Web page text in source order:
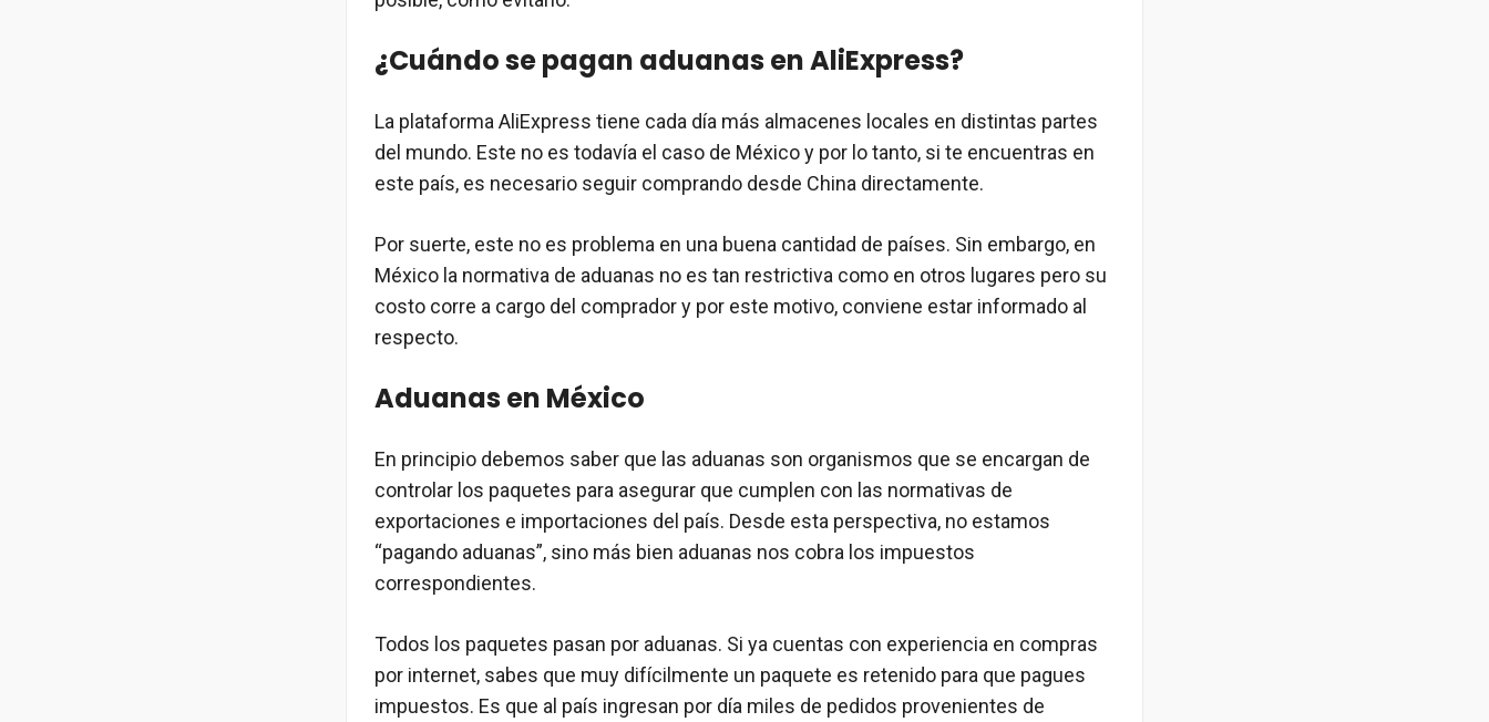
¿Cuándo se pagan aduanas en AliExpress?
La plataforma AliExpress tiene cada día más almacenes locales en distintas partes
del mundo. Este no es todavía el caso de México y por lo tanto, si te encuentras en
este país, es necesario seguir comprando desde China directamente.
Por suerte, este no es problema en una buena cantidad de países. Sin embargo, en
México la normativa de aduanas no es tan restrictiva como en otros lugares pero su
costo corre a cargo del comprador y por este motivo, conviene estar informado al
respecto.
Aduanas en México
En principio debemos saber que las aduanas son organismos que se encargan de
controlar los paquetes para asegurar que cumplen con las normativas de
exportaciones e importaciones del país. Desde esta perspectiva, no estamos
“pagando aduanas”, sino más bien aduanas nos cobra los impuestos
correspondientes.
Todos los paquetes pasan por aduanas. Si ya cuentas con experiencia en compras
por internet, sabes que muy difícilmente un paquete es retenido para que pagues
impuestos. Es que al país ingresan por día miles de pedidos provenientes de